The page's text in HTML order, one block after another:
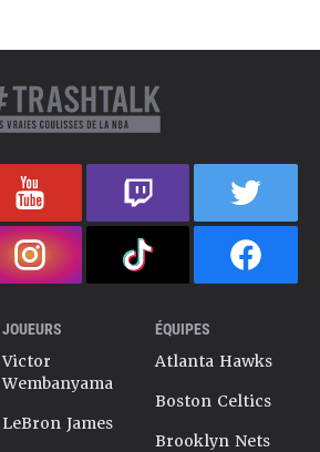
JOUEURS
Victor
Wembanyama
LeBron James
ÉQUIPES
Atlanta Hawks
Boston Celtics
Brooklyn Nets